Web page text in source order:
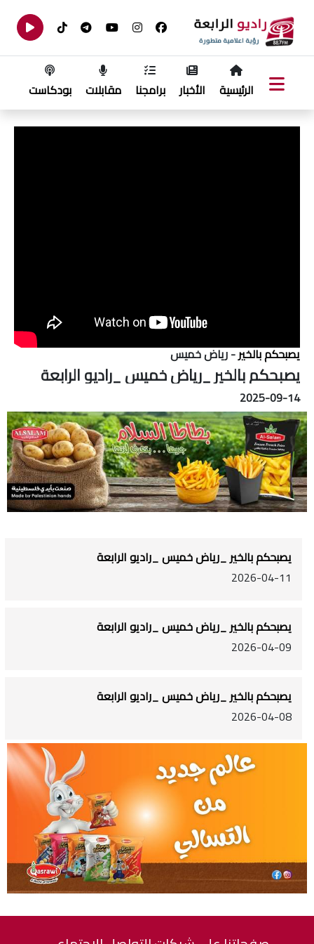
الرئيسية الأخبار برامجنا مقابلات بودكاست
يصبحكم بالخير- رياض خميس
يصبحكم بالخير _رياض خميس _راديو الرابعة
2025-09-14
يصبحكم بالخير _رياض خميس _راديو الرابعة
2026-04-11
يصبحكم بالخير _رياض خميس _راديو الرابعة
2026-04-09
يصبحكم بالخير _رياض خميس _راديو الرابعة
2026-04-08